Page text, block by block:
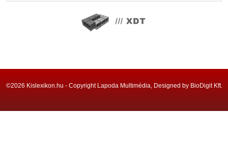
©2026 Kislexikon.hu - Copyright Lapoda Multimédia, Designed by BioDigit Kft.